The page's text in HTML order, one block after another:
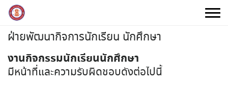
Skip
content
ฝ่ายพัฒนากิจการนักเรียน นักศึกษา
งานกิจกรรมนักเรียนนักศึกษา
มีหน้าที่และความรับผิดชอบดังต่อไปนี้